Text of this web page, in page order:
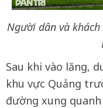
Người dân và khách
Sau khi vào lăng,
khu vực Quảng
đường xung